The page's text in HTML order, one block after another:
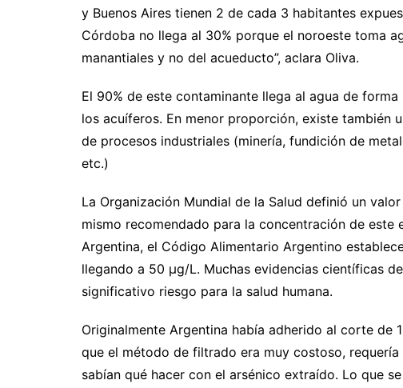
y Buenos Aires tienen 2 de cada 3 habitantes
Córdoba no llega al 30% porque el noroeste toma
manantiales y no del acueducto”, aclara Oliva.
El 90% de este contaminante llega al agua de
los acuíferos. En menor proporción, existe también
de procesos industriales (minería, fundición de
etc.)
La Organización Mundial de la Salud definió un
mismo recomendado para la concentración de este
Argentina, el Código Alimentario Argentino
llegando a 50 µg/L. Muchas evidencias científicas
significativo riesgo para la salud humana.
Originalmente Argentina había adherido al corte de
que el método de filtrado era muy costoso,
sabían qué hacer con el arsénico extraído. Lo que